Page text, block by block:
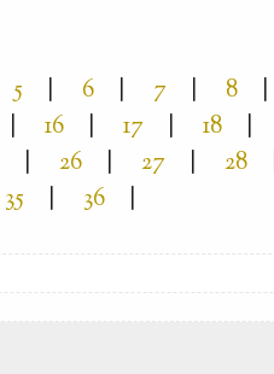
5 | 6 | 7 | 8 |
| 16 | 17 | 18 |
| 26 | 27 | 28
35 | 36
|